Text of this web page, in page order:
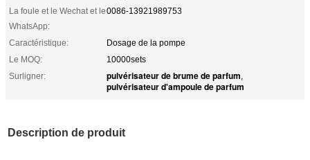
La foule et le Wechat et le
WhatsApp:
0086-13921989753
Caractéristique:
Dosage de la pompe
Le MOQ:
10000sets
Surligner:
pulvérisateur de brume de parfum,
pulvérisateur d'ampoule de parfum
Description de produit